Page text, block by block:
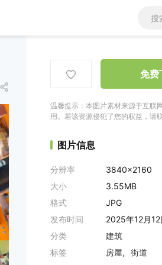
免费
温馨提示：本图片素材来源于互联
用。若该资源侵犯了您的权益，请
图片信息
分辨率
3840x2160
大小
3.55MB
格式
JPG
发布时间
2025年12月12
分类
建筑
标签
房屋 街道